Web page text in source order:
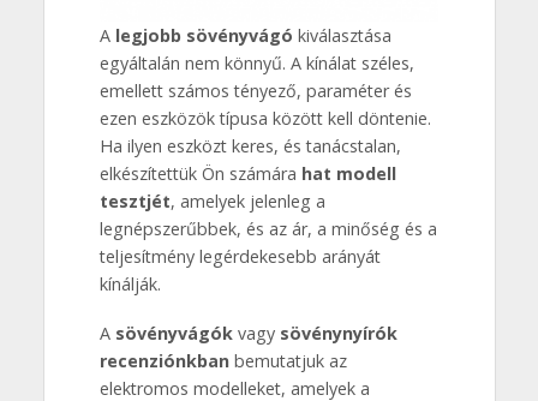
A legjobb sövényvágó kiválasztása
egyáltalán nem könnyű. A kínálat széles,
emellett számos tényező, paraméter és
ezen eszközök típusa között kell döntenie.
Ha ilyen eszközt keres, és tanácstalan,
elkészítettük Ön számára hat modell
tesztjét, amelyek jelenleg a
legnépszerűbbek, és az ár, a minőség és a
teljesítmény legérdekesebb arányát
kínálják.
A sövényvágókvagy sövénynyírók
recenziónkbanbemutatjuk az
elektromos modelleket, amelyek a